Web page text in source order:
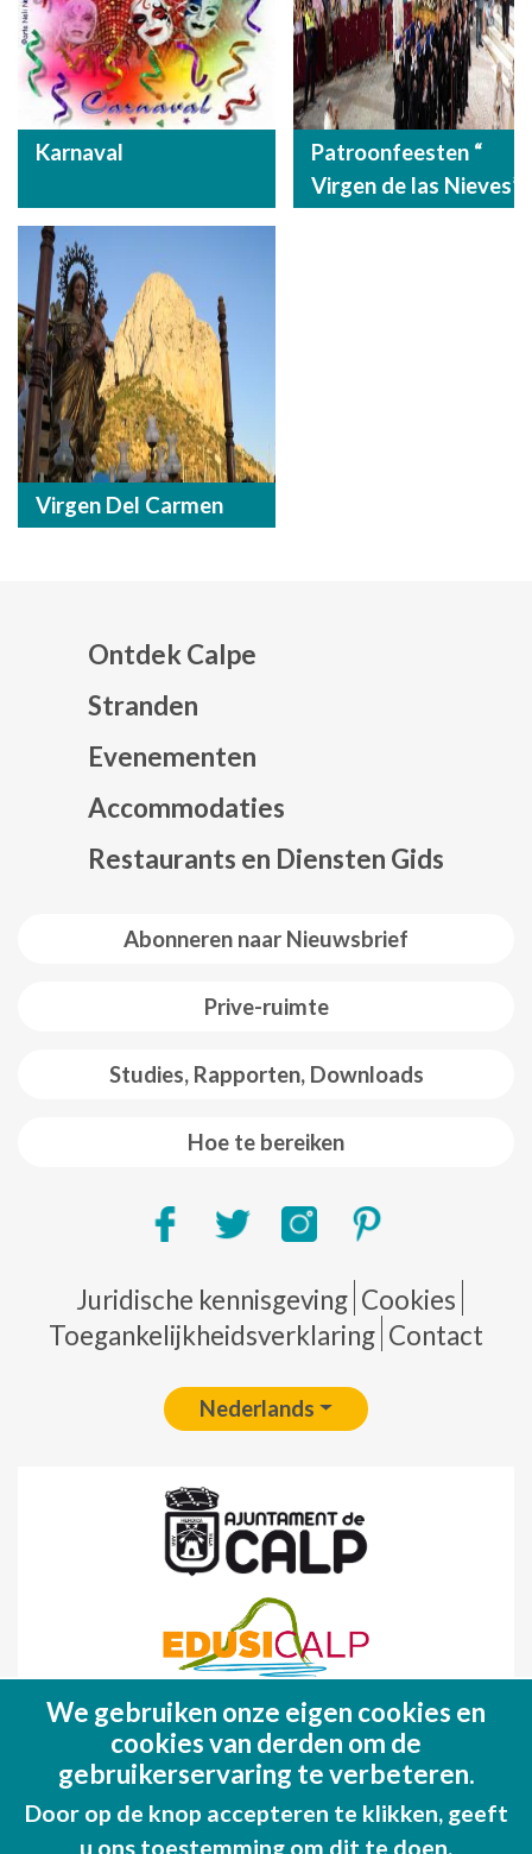
Karnaval
Patroonfeesten “
Virgen de las Nieves”
Virgen Del Carmen
Abonneren naar Nieuwsbrief
Prive-ruimte
Studies, Rapporten, Downloads
Hoe te bereiken
Ontdek Calpe
Stranden
Evenementen
Accommodaties
Restaurants en Diensten Gids
Pie de página
Juridische kennisgeving Cookies
Toegankelijkheidsverklaring Contact
Nederlands
Fondo Europeo de Desarrollo Regional
(FEDER)
Una manera de hacer EUROPA
We gebruiken onze eigen cookies en
cookies van derden om de
gebruikerservaring te verbeteren.
Door op de knop accepteren te klikken, geeft
u ons toestemming om dit te doen.